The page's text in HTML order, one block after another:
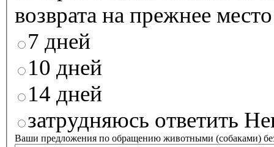
возврата на прежнее
7 дней
10 дней
14 дней
затрудняюсь ответить
Ваши предложения по обращению животными (собаками)